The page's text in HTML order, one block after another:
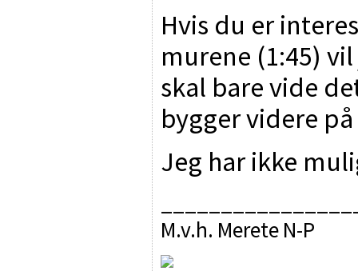
Hvis du er
murene (1:45)
skal bare vide
bygger videre
Jeg har ikke
M.v.h. Merete N-P